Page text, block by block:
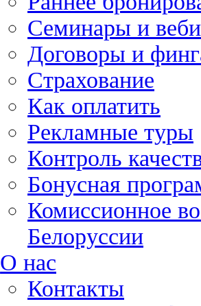
Семинары и
Договоры и
Страхование
Как оплатить
Рекламные туры
Контроль
Бонусная
Комиссионное
Белоруссии
О нас
Контакты